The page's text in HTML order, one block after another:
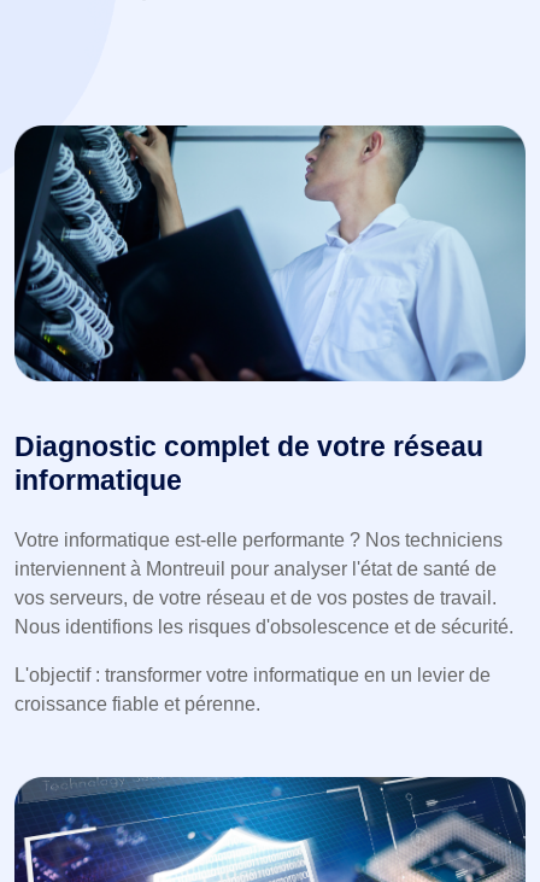
Diagnostic complet de votre réseau
informatique
Votre informatique est-elle performante ? Nos techniciens
interviennent à Montreuil pour analyser l'état de santé de
vos serveurs, de votre réseau et de vos postes de travail.
Nous identifions les risques d'obsolescence et de sécurité.
L'objectif : transformer votre informatique en un levier de
croissance fiable et pérenne.